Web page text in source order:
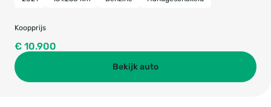
Koopprijs
€ 10.900
Bekijk auto